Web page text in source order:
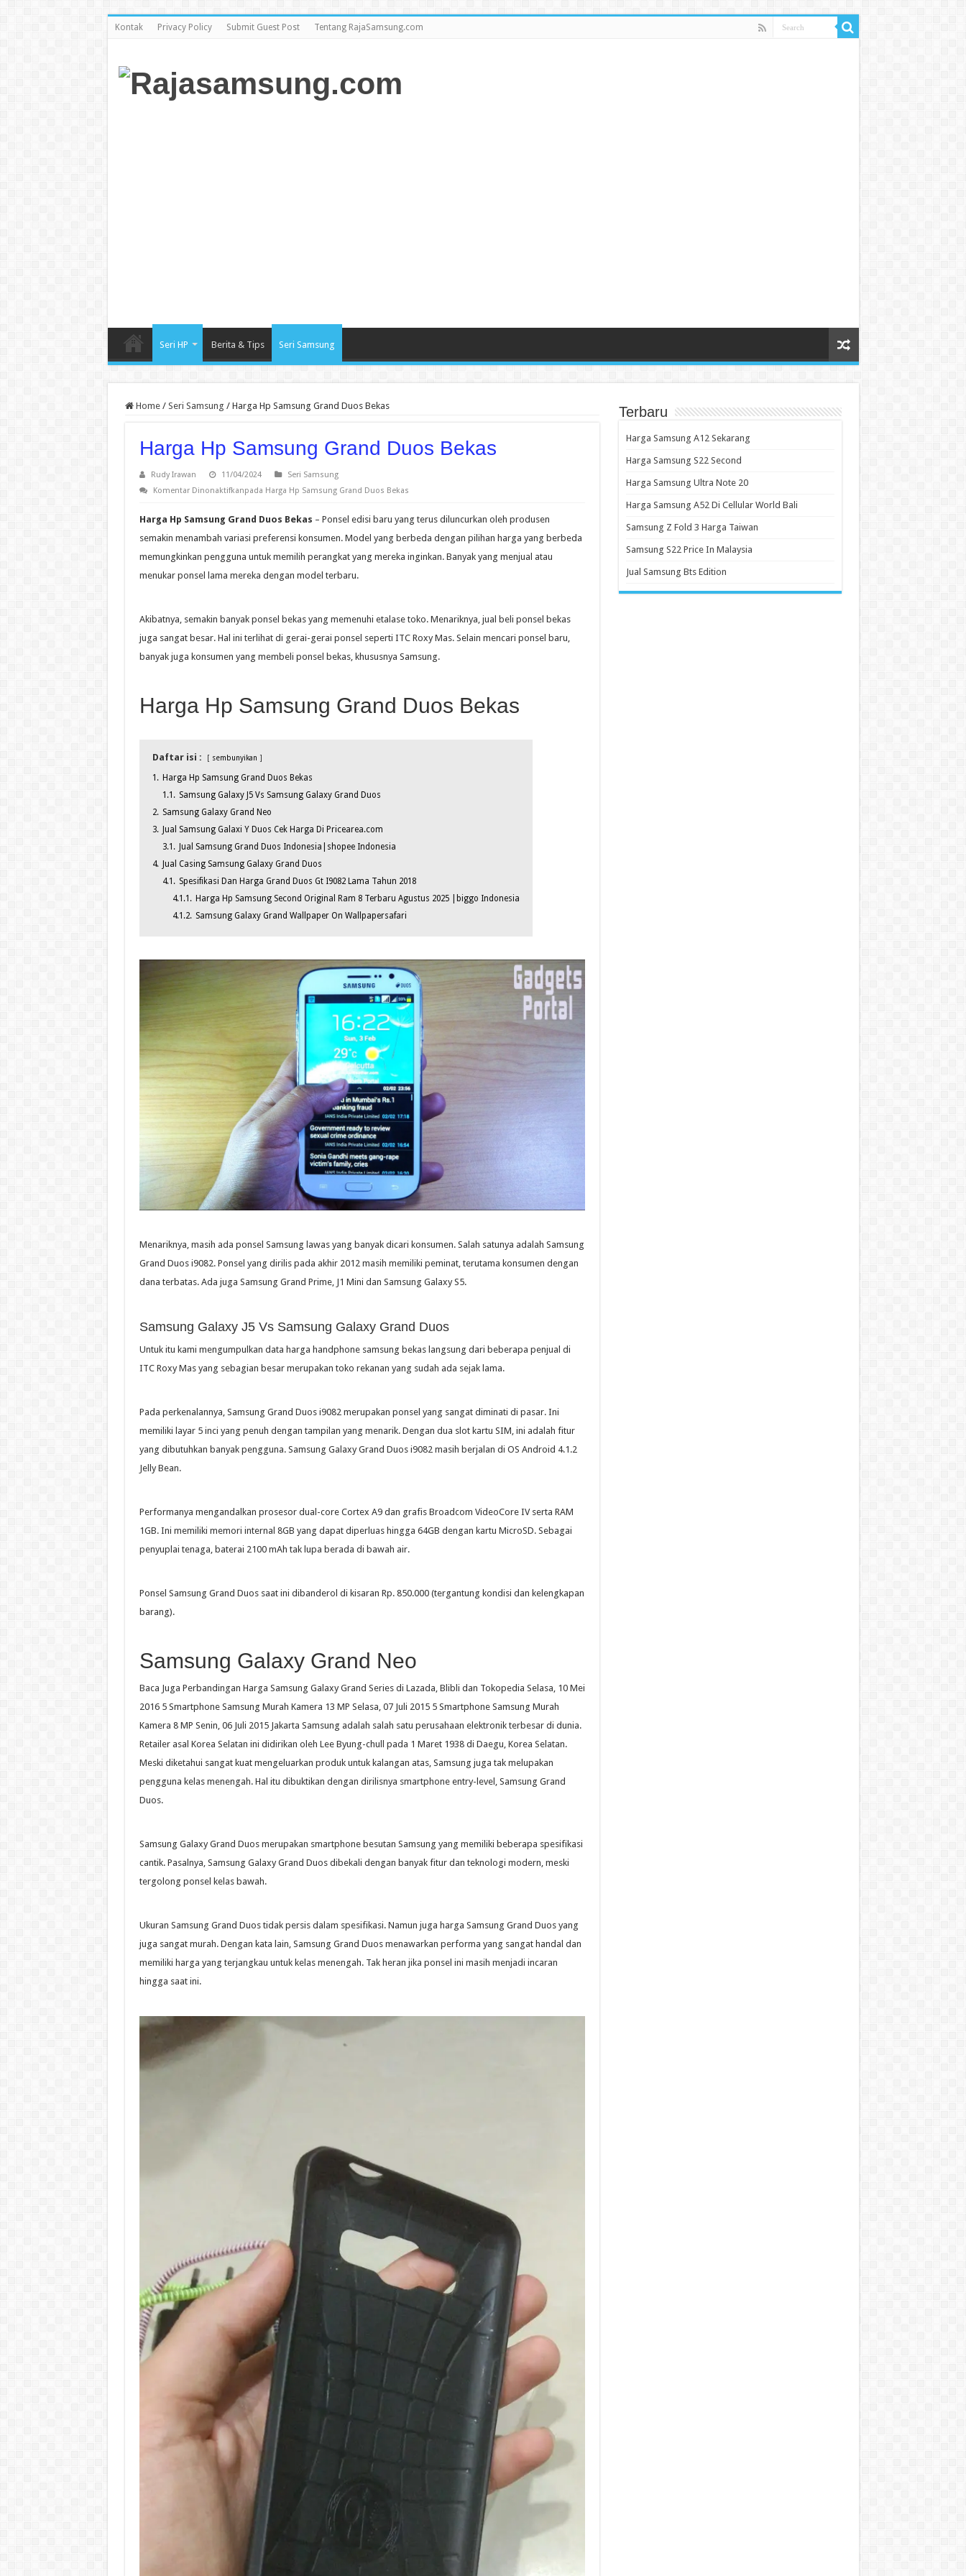
Kontak Privacy Policy Submit Guest Post Tentang RajaSamsung.com
Seri HP Berita & Tips Seri Samsung
Home / Seri Samsung / Harga Hp Samsung Grand Duos Bekas
Harga Hp Samsung Grand Duos Bekas
Rudy Irawan 11/04/2024
Seri Samsung
Komentar Dinonaktifkanpada Harga Hp Samsung Grand Duos Bekas
Harga Hp Samsung Grand Duos Bekas – Ponsel edisi baru yang terus diluncurkan oleh produsen
semakin menambah variasi preferensi konsumen. Model yang berbeda dengan pilihan harga yang berbeda
memungkinkan pengguna untuk memilih perangkat yang mereka inginkan. Banyak yang menjual atau
menukar ponsel lama mereka dengan model terbaru.
Akibatnya, semakin banyak ponsel bekas yang memenuhi etalase toko. Menariknya, jual beli ponsel bekas
juga sangat besar. Hal ini terlihat di gerai-gerai ponsel seperti ITC Roxy Mas. Selain mencari ponsel baru,
banyak juga konsumen yang membeli ponsel bekas, khususnya Samsung.
Harga Hp Samsung Grand Duos Bekas
Daftar isi : sembunyikan
1. Harga Hp Samsung Grand Duos Bekas
1.1. Samsung Galaxy J5 Vs Samsung Galaxy Grand Duos
2. Samsung Galaxy Grand Neo
3.
Jual Samsung Galaxi Y Duos Cek Harga Di Pricearea.com
3.1.
Jual Samsung Grand Duos Indonesia|shopee Indonesia
4.
Jual Casing Samsung Galaxy Grand Duos
4.1. Spesifikasi Dan Harga Grand Duos Gt I9082 Lama Tahun 2018
4.1.1. Harga Hp Samsung Second Original Ram 8 Terbaru Agustus 2025 |biggo Indonesia
4.1.2. Samsung Galaxy Grand Wallpaper On Wallpapersafari
Menariknya, masih ada ponsel Samsung lawas yang banyak dicari konsumen. Salah satunya adalah Samsung
Grand Duos i9082. Ponsel yang dirilis pada akhir 2012 masih memiliki peminat, terutama konsumen dengan
dana terbatas. Ada juga Samsung Grand Prime, J1 Mini dan Samsung Galaxy S5.
Samsung Galaxy J5 Vs Samsung Galaxy Grand Duos
Untuk itu kami mengumpulkan data harga handphone samsung bekas langsung dari beberapa penjual di
ITC Roxy Mas yang sebagian besar merupakan toko rekanan yang sudah ada sejak lama.
Pada perkenalannya, Samsung Grand Duos i9082 merupakan ponsel yang sangat diminati di pasar. Ini
memiliki layar 5 inci yang penuh dengan tampilan yang menarik. Dengan dua slot kartu SIM, ini adalah fitur
yang dibutuhkan banyak pengguna. Samsung Galaxy Grand Duos i9082 masih berjalan di OS Android 4.1.2
Jelly Bean.
Performanya mengandalkan prosesor dual-core Cortex A9 dan grafis Broadcom VideoCore IV serta RAM
1GB. Ini memiliki memori internal 8GB yang dapat diperluas hingga 64GB dengan kartu MicroSD. Sebagai
penyuplai tenaga, baterai 2100 mAh tak lupa berada di bawah air.
Ponsel Samsung Grand Duos saat ini dibanderol di kisaran Rp. 850.000 (tergantung kondisi dan kelengkapan
barang).
Samsung Galaxy Grand Neo
Baca Juga Perbandingan Harga Samsung Galaxy Grand Series di Lazada, Blibli dan Tokopedia Selasa, 10 Mei
2016 5 Smartphone Samsung Murah Kamera 13 MP Selasa, 07 Juli 2015 5 Smartphone Samsung Murah
Kamera 8 MP Senin, 06 Juli 2015 Jakarta Samsung adalah salah satu perusahaan elektronik terbesar di dunia.
Retailer asal Korea Selatan ini didirikan oleh Lee Byung-chull pada 1 Maret 1938 di Daegu, Korea Selatan.
Meski diketahui sangat kuat mengeluarkan produk untuk kalangan atas, Samsung juga tak melupakan
pengguna kelas menengah. Hal itu dibuktikan dengan dirilisnya smartphone entry-level, Samsung Grand
Duos.
Samsung Galaxy Grand Duos merupakan smartphone besutan Samsung yang memiliki beberapa spesifikasi
cantik. Pasalnya, Samsung Galaxy Grand Duos dibekali dengan banyak fitur dan teknologi modern, meski
tergolong ponsel kelas bawah.
Ukuran Samsung Grand Duos tidak persis dalam spesifikasi. Namun juga harga Samsung Grand Duos yang
juga sangat murah. Dengan kata lain, Samsung Grand Duos menawarkan performa yang sangat handal dan
memiliki harga yang terjangkau untuk kelas menengah. Tak heran jika ponsel ini masih menjadi incaran
hingga saat ini.
Terbaru
Harga Samsung A12 Sekarang
Harga Samsung S22 Second
Harga Samsung Ultra Note 20
Harga Samsung A52 Di Cellular World Bali
Samsung Z Fold 3 Harga Taiwan
Samsung S22 Price In Malaysia
Jual Samsung Bts Edition